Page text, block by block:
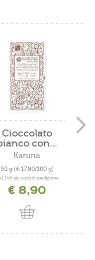
Cioccolato
con...
Karuna
50 g (€ 17,80/100 g)
IVA più costi di spedizione
€ 8,90